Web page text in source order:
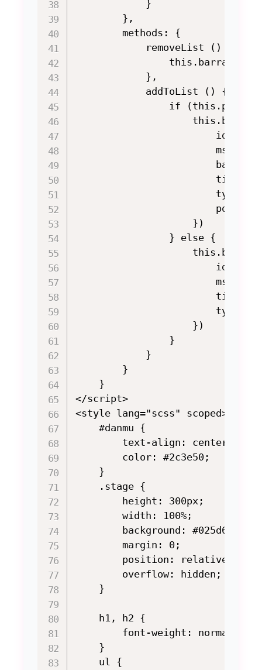
            }
        },
        methods: {
            removeList () {
            },
            addToList () {
if
id:
msg:
                        time: 8,
type:
                    })
                } else {
id:
msg:
time:
type:
                    })
                }
            }
        }
    }
</script>
<style lang="scss" scoped>
    #danmu {
        text-align: center;
        color: #2c3e50;
    }
    .stage {
        height: 300px;
        width: 100%;
        background: #025d63;
        margin: 0;
        position: relative;
        overflow: hidden;
    }
    h1, h2 {
        font-weight: normal;
    }
    ul {